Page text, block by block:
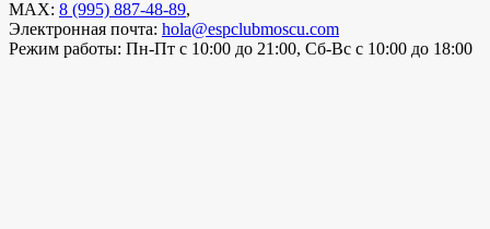
MAX: 8 (995) 887-48-89,
Электронная почта: hola@espclubmoscu.com
Режим работы: Пн-Пт с 10:00 до 21:00, Сб-Вс с 10:00 до 18:00